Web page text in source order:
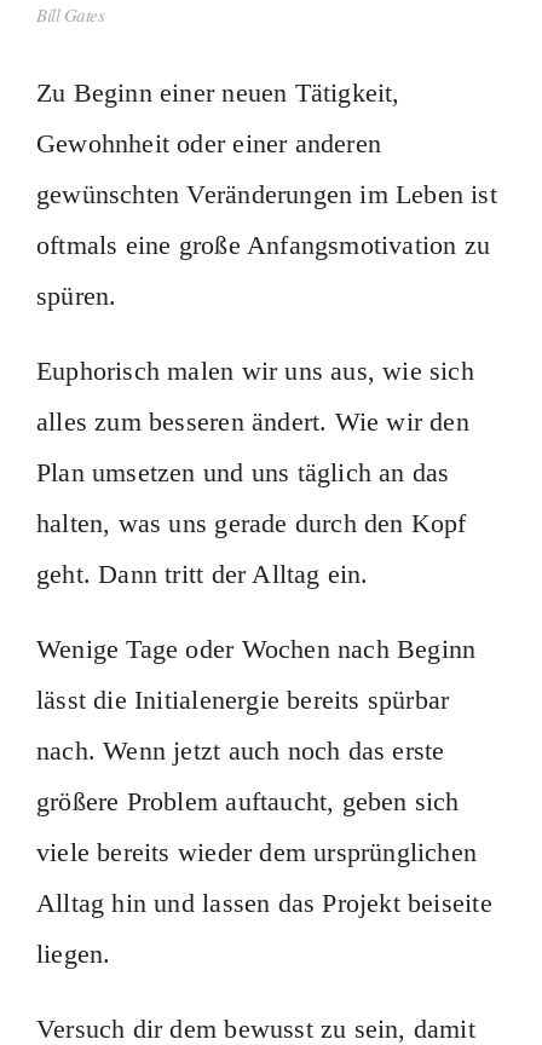
Bill Gates
Zu Beginn einer neuen Tätigkeit,
Gewohnheit oder einer anderen
gewünschten Veränderungen im Leben ist
oftmals eine große Anfangsmotivation zu
spüren.
Euphorisch malen wir uns aus, wie sich
alles zum besseren ändert. Wie wir den
Plan umsetzen und uns täglich an das
halten, was uns gerade durch den Kopf
geht. Dann tritt der Alltag ein.
Wenige Tage oder Wochen nach Beginn
lässt die Initialenergie bereits spürbar
nach. Wenn jetzt auch noch das erste
größere Problem auftaucht, geben sich
viele bereits wieder dem ursprünglichen
Alltag hin und lassen das Projekt beiseite
liegen.
Versuch dir dem bewusst zu sein, damit